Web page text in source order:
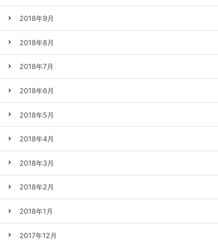
2018年9月
2018年8月
2018年7月
2018年6月
2018年5月
2018年4月
2018年3月
2018年2月
2018年1月
2017年12月